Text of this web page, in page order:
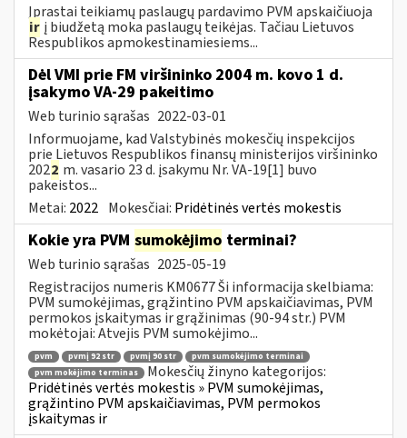
Įprastai teikiamų paslaugų pardavimo PVM apskaičiuoja
ir į biudžetą moka paslaugų teikėjas. Tačiau Lietuvos
Respublikos apmokestinamiesiems...
Dėl VMI prie FM viršininko 2004 m. kovo 1 d.
įsakymo VA-29 pakeitimo
Web turinio sąrašas 2022-03-01
Informuojame, kad Valstybinės mokesčių inspekcijos
prie Lietuvos Respublikos finansų ministerijos viršininko
2022 m. vasario 23 d. įsakymu Nr. VA-19[1] buvo
pakeistos...
Metai: 2022 Mokesčiai: Pridėtinės vertės mokestis
Kokie yra PVM sumokėjimo terminai?
Web turinio sąrašas 2025-05-19
Registracijos numeris KM0677 Ši informacija skelbiama:
PVM sumokėjimas, grąžintino PVM apskaičiavimas, PVM
permokos įskaitymas ir grąžinimas (90-94 str.) PVM
mokėtojai: Atvejis PVM sumokėjimo...
pvm pvmį 92 str pvmį 90 str
pvm sumokėjimo terminai
pvm mokėjimo terminas
Mokesčių žinyno kategorijos:
Pridėtinės vertės mokestis » PVM sumokėjimas,
grąžintino PVM apskaičiavimas, PVM permokos
įskaitymas ir